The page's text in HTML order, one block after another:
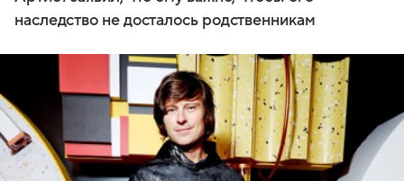
наследство не досталось родственникам